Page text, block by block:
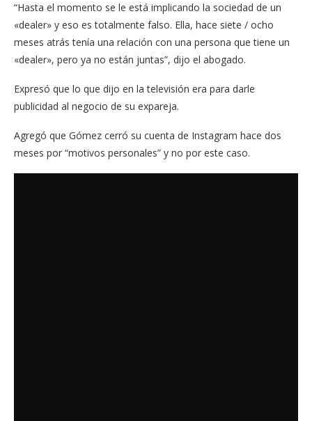
“Hasta el momento se le está implicando la sociedad de un
«dealer» y eso es totalmente falso. Ella, hace siete / ocho
meses atrás tenía una relación con una persona que tiene un
«dealer», pero ya no están juntas”, dijo el abogado.
Expresó que lo que dijo en la televisión era para darle
publicidad al negocio de su expareja.
Agregó que Gómez cerró su cuenta de Instagram hace dos
meses por “motivos personales” y no por este caso.